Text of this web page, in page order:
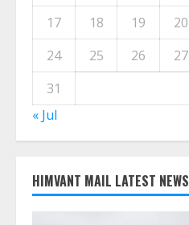
17
18 19 20
24
25 26 27
31
« Jul
HIMVANT MAIL LATEST NEWS